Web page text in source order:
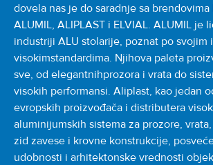
dovela nas je do saradnje sa brendovima
ALUMIL, ALIPLAST i ELVIAL. ALUMIL je
industriji ALU stolarije, poznat po svojim
visokimstandardima. Njihova paleta
sve, od elegantnihprozora i vrata do
visokih performansi. Aliplast, kao jedan
evropskih proizvođača i distributera
aluminijumskih sistema za prozore,
zid zavese i krovne konstrukcije,
udobnosti i arhitektonske vrednosti